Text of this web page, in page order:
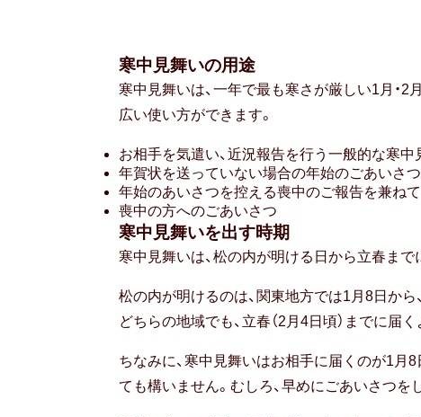
寒中見舞いの用途
寒中見舞いは、一年で最も寒さが厳しい1月・
広い使い方ができます。
お相手を気遣い、近況報告を行う一般的な寒中
年賀状を送っていない場合の年始のごあいさつ
年始のあいさつを控える喪中のご報告を兼ねて
喪中の方へのごあいさつ
寒中見舞いを出す時期
寒中見舞いは、松の内が明ける日から立春まで
松の内が明けるのは、関東地方では1月8日か
どちらの地域でも、立春（2月4日頃）までに届
ちなみに、寒中見舞いはお相手に届くのが1月8
ても構いません。むしろ、早めにごあいさつを